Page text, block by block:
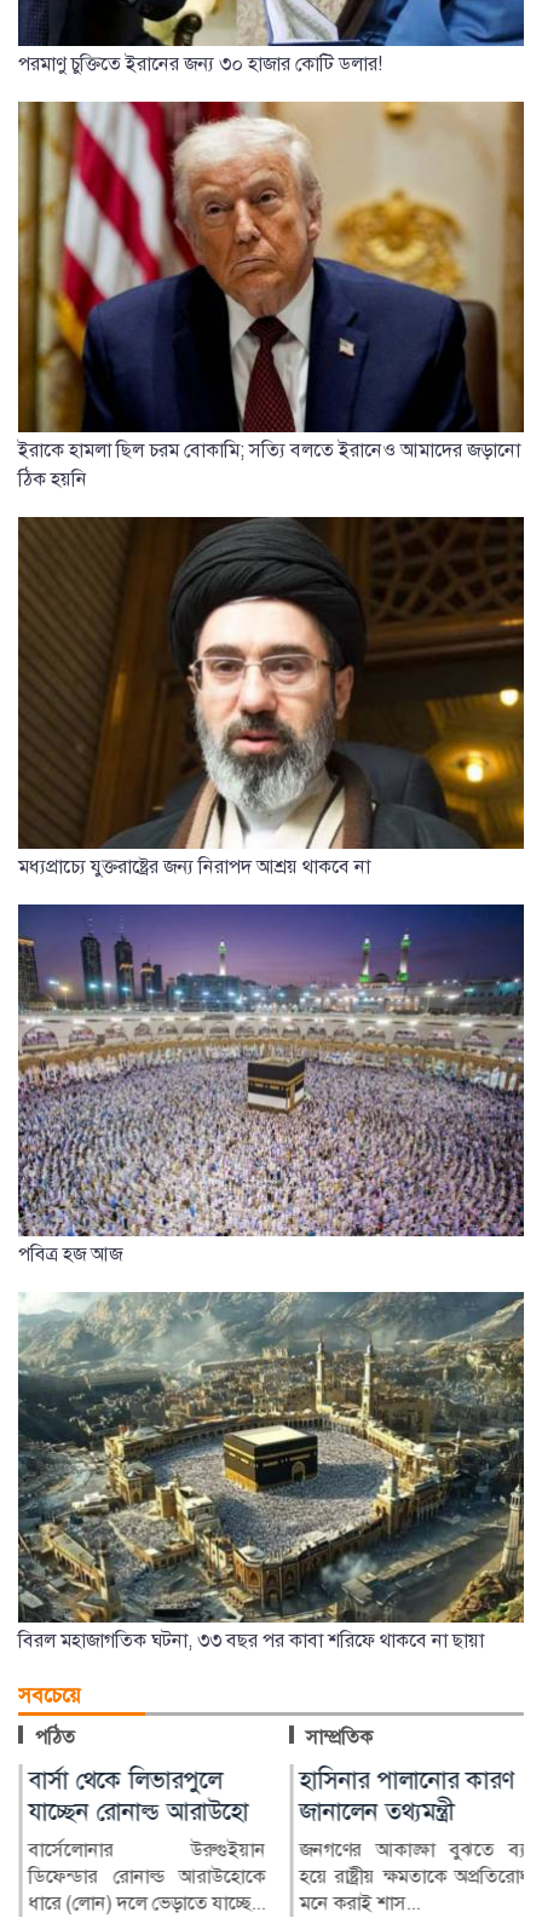
পরমাণু চুক্তিতে ইরানের জন্য ৩০ হাজার কোটি ডলার!
ইরাকে হামলা ছিল চরম বোকামি; সত্যি বলতে ইরানেও আমাদের জড়ানো
ঠিক হয়নি
মধ্যপ্রাচ্যে যুক্তরাষ্ট্রের জন্য নিরাপদ আশ্রয় থাকবে না
পবিত্র হজ আজ
বিরল মহাজাগতিক ঘটনা, ৩৩ বছর পর কাবা শরিফে থাকবে না ছায়া
সবচেয়ে
পঠিত সাম্প্রতিক
বার্সা থেকে লিভারপুলে
যাচ্ছেন রোনাল্ড আরাউহো
বার্সেলোনার উরুগুইয়ান
ডিফেন্ডার রোনাল্ড আরাউহোকে
ধারে (লোন) দলে ভেড়াতে যাচ্ছে...
হাসিনার পালানোর কারণ
জানালেন তথ্যমন্ত্রী
জনগণের আকাঙ্ক্ষা বুঝতে ব্যর্থ
হয়ে রাষ্ট্রীয় ক্ষমতাকে অপ্রতিরোধ্য
মনে করাই শাস...